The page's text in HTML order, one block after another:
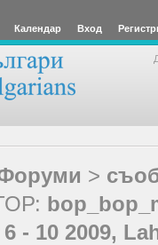
Календар Вход
>
- 10 2009,